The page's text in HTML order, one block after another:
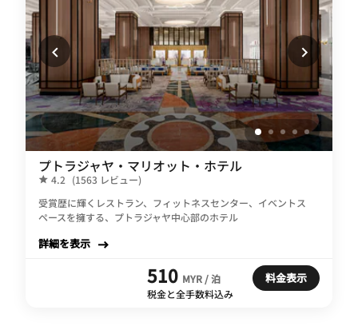
プトラジャヤ・マリオット・ホテル
4.2 (1563 レビュー)
受賞歴に輝くレストラン、フィットネスセンター、イベントス
ペースを擁する、プトラジャヤ中心部のホテル
詳細を表示
510 MYR / 泊
税金と全手数料込み
料金表示